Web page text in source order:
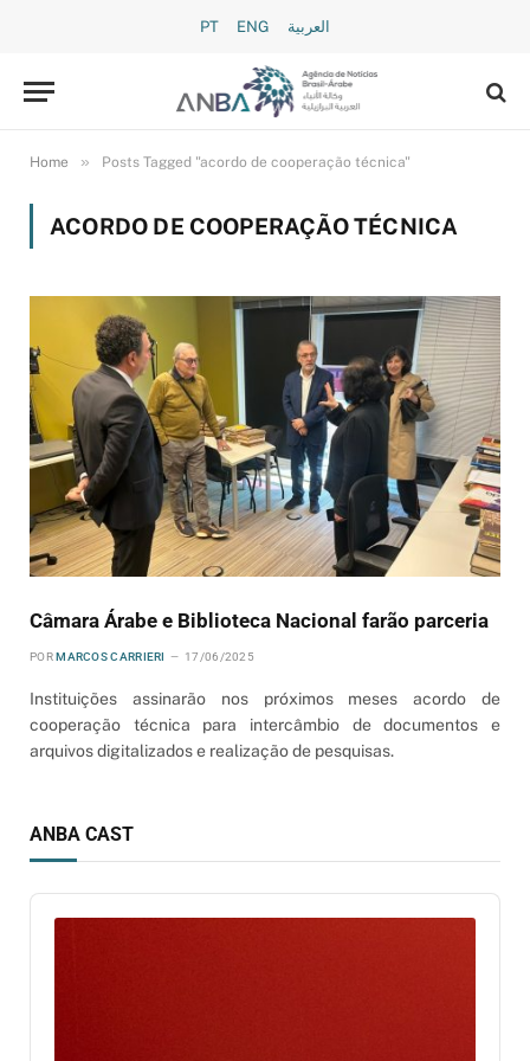
PT ENG العربية
Home » Posts Tagged "acordo de cooperação técnica"
ACORDO DE COOPERAÇÃO TÉCNICA
Câmara Árabe e Biblioteca Nacional farão parceria
POR MARCOS CARRIERI 17/06/2025
Instituições assinarão nos próximos meses acordo de
cooperação técnica para intercâmbio de documentos e
arquivos digitalizados e realização de pesquisas.
ANBA CAST
Audio
Player